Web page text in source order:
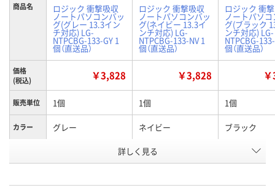
商品名 ロジック 衝撃吸収
ノートパソコンバッ
グ(グレー 13.3イン
チ対応) LG-
NTPCBG-133-GY 1
個（直送品）
ロジック 衝撃吸収
ノートパソコンバッ
グ(ネイビー 13.3イ
ンチ対応) LG-
NTPCBG-133-NV 1
個（直送品）
ロジック 衝
ノートパソ
グ(ブラック
ンチ対応) LG-
NTPCBG-
個（直送品）
価格
(税込)
￥3,828 ￥3,828
販売単位 1個 1個 1個
カラー グレー ネイビー ブラック
KR57417 KR57415
詳しく見る